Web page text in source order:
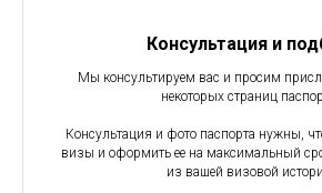
Консультация и
Мы консультируем вас и просим
некоторых страниц
Консультация и фото паспорта нужны,
визы и оформить ее на максимальный
из вашей визовой